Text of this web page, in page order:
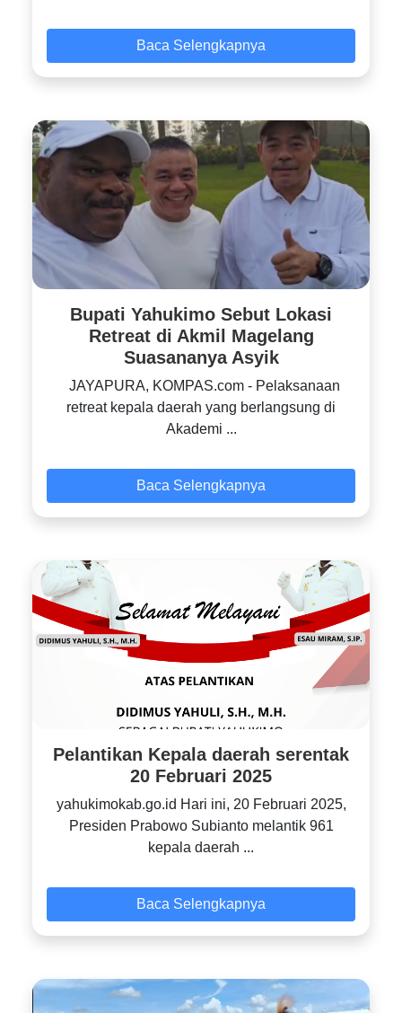
Baca Selengkapnya
Bupati Yahukimo Sebut Lokasi
Retreat di Akmil Magelang
Suasananya Asyik
JAYAPURA, KOMPAS.com - Pelaksanaan
retreat kepala daerah yang berlangsung di
Akademi ...
Baca Selengkapnya
Pelantikan Kepala daerah serentak
20 Februari 2025
yahukimokab.go.id Hari ini, 20 Februari 2025,
Presiden Prabowo Subianto melantik 961
kepala daerah ...
Baca Selengkapnya